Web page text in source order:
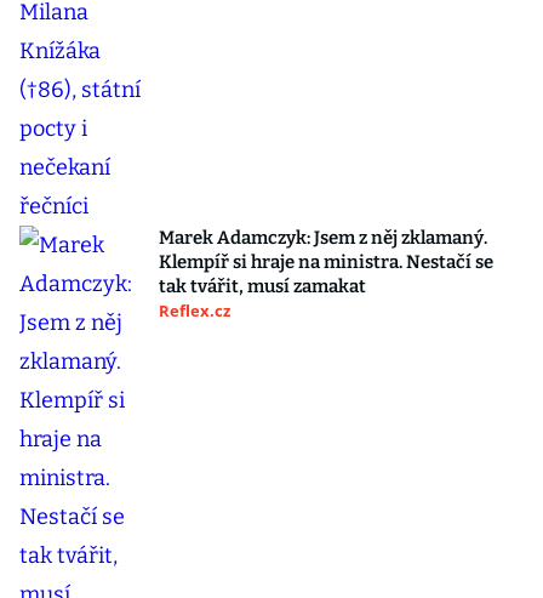
Marek Adamczyk: Jsem z něj zklamaný.
Klempíř si hraje na ministra. Nestačí se
tak tvářit, musí zamakat
Reflex.cz